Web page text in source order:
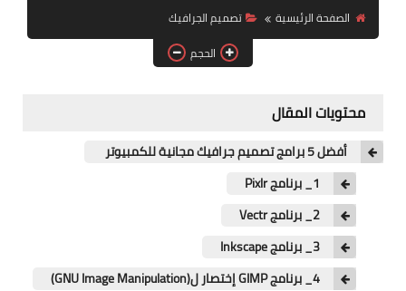
آيفون
ويندوز
الصفحة الرئيسية
تصميم الجرافيك
الحجم
محتويات المقال
أفضل 5 برامج تصميم جرافيك مجانية للكمبيوتر
1_ برنامج Pixlr
2_ برنامج Vectr
3_ برنامج Inkscape
4_ برنامج GIMP إختصار ل(GNU Image Manipulation)